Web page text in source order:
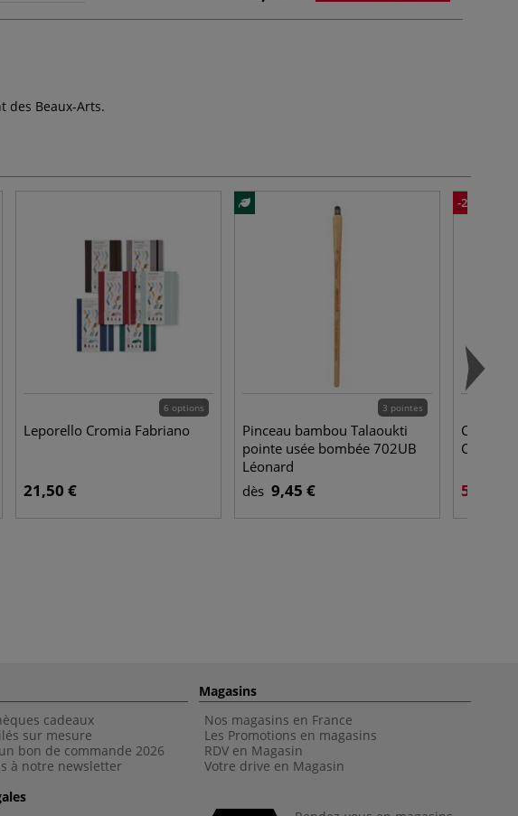
des Beaux-Arts.
6 options
Leporello Cromia Fabriano
21,50 €
3 pointes
Pinceau bambou Talaoukti
pointe usée bombée 702UB
Léonard
dès 9,45 €
-26%
Coffret
Charvin
54,00 €
cadeaux
sur mesure
bon de commande 2026
à notre newsletter
Magasins
Nos magasins en France
Les Promotions en magasins
RDV en Magasin
Votre drive en Magasin